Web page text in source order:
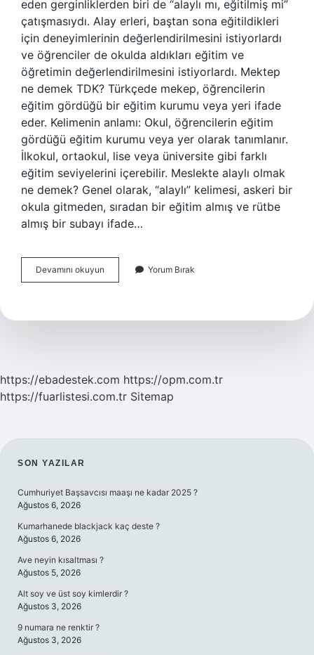
eden gerginliklerden biri de “alaylı mı, eğitilmiş mi”
çatışmasıydı. Alay erleri, baştan sona eğitildikleri
için deneyimlerinin değerlendirilmesini istiyorlardı
ve öğrenciler de okulda aldıkları eğitim ve
öğretimin değerlendirilmesini istiyorlardı. Mektep
ne demek TDK? Türkçede mekep, öğrencilerin
eğitim gördüğü bir eğitim kurumu veya yeri ifade
eder. Kelimenin anlamı: Okul, öğrencilerin eğitim
gördüğü eğitim kurumu veya yer olarak tanımlanır.
İlkokul, ortaokul, lise veya üniversite gibi farklı
eğitim seviyelerini içerebilir. Meslekte alaylı olmak
ne demek? Genel olarak, “alaylı” kelimesi, askeri bir
okula gitmeden, sıradan bir eğitim almış ve rütbe
almış bir subayı ifade…
Devamını okuyun Mektepli
Olmak
Yorum Bırak
https://ebadestek.com https://opm.com.tr
https://fuarlistesi.com.tr Sitemap
SIDEBAR
SON YAZILAR
Cumhuriyet Başsavcısı maaşı ne kadar 2025 ?
Ağustos 6, 2026
Kumarhanede blackjack kaç deste ?
Ağustos 6, 2026
Ave neyin kısaltması ?
Ağustos 5, 2026
Alt soy ve üst soy kimlerdir ?
Ağustos 3, 2026
9 numara ne renktir ?
Ağustos 3, 2026